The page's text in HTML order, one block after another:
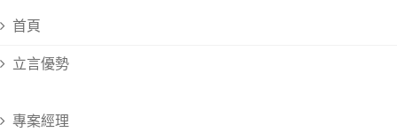
首頁
立言優勢
專案經理